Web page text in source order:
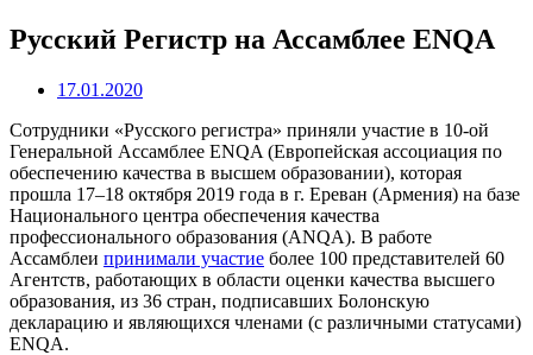
Русский Регистр на Ассамблее ENQA
17.01.2020
Сотрудники «Русского регистра» приняли участие в 10-ой
Генеральной Ассамблее ENQA (Европейская ассоциация по
обеспечению качества в высшем образовании), которая
прошла 17–18 октября 2019 года в г. Ереван (Армения) на базе
Национального центра обеспечения качества
профессионального образования (ANQA). В работе
Ассамблеи принимали участие более 100 представителей 60
Агентств, работающих в области оценки качества высшего
образования, из 36 стран, подписавших Болонскую
декларацию и являющихся членами (с различными статусами)
ENQA.